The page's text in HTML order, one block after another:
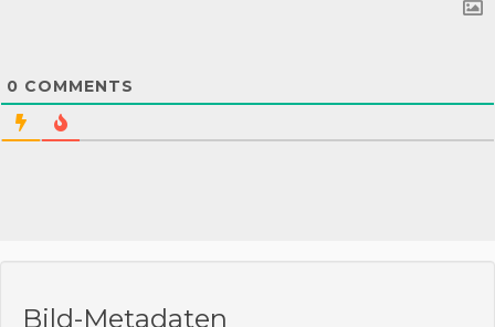
0 COMMENTS
Bild-Metadaten